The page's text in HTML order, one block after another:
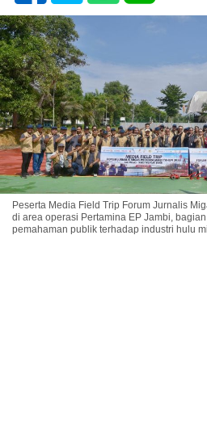
Peserta Media Field Trip Forum Jurnalis
di area operasi Pertamina EP Jambi,
pemahaman publik terhadap industri hulu